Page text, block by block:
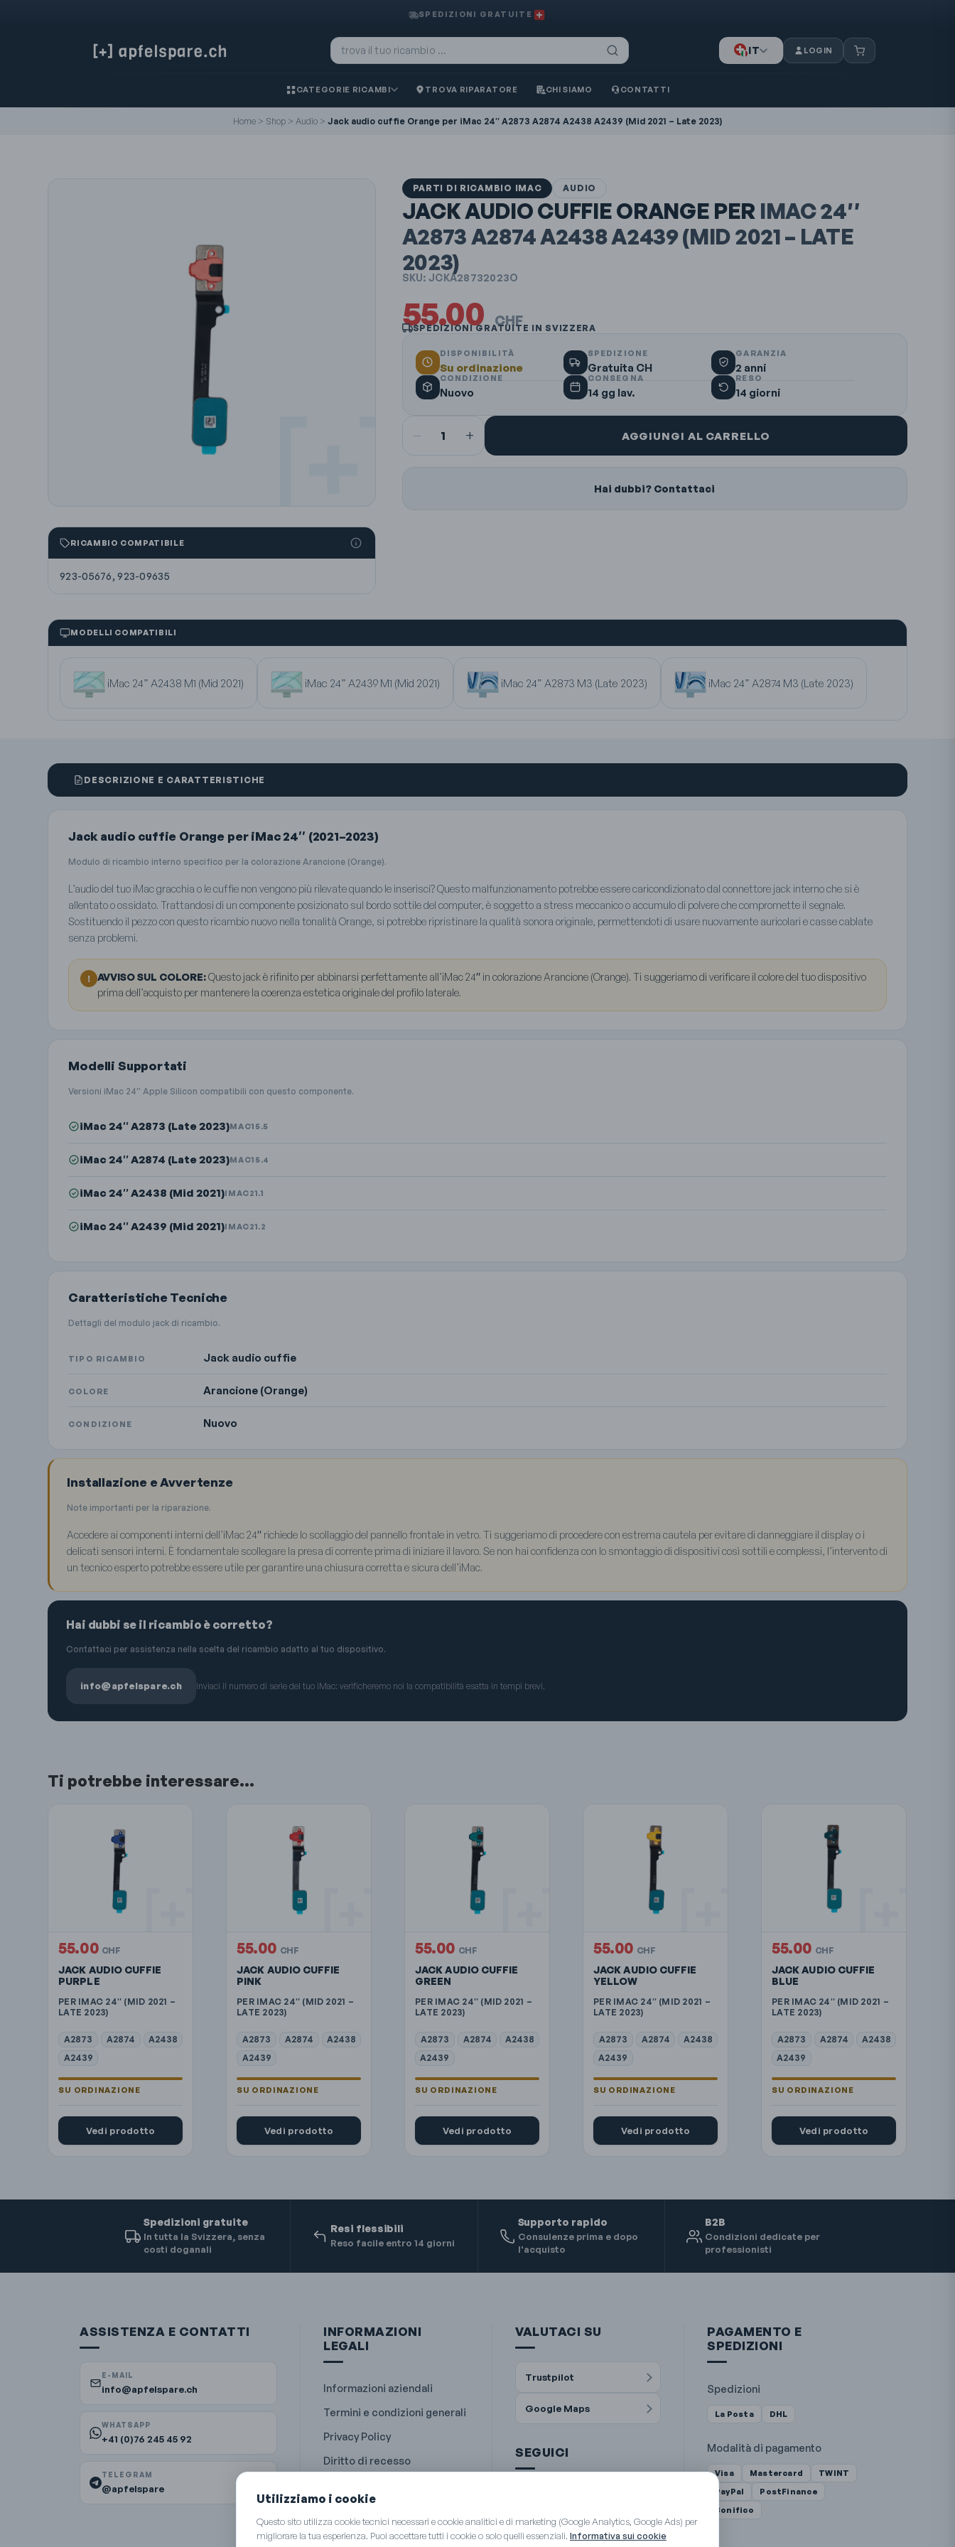
SPEDIZIONI GRATUITE
IT LOGIN
CATEGORIE RICAMBI TROVA RIPARATORE CHI SIAMO CONTATTI
Home > Shop > Audio > Jack audio cuffie Orange per iMac 24″ A2873 A2874 A2438 A2439 (Mid 2021 – Late 2023)
RICAMBIO COMPATIBILE
923-05676, 923-09635
PARTI DI RICAMBIO IMAC AUDIO
JACK AUDIO CUFFIE ORANGE PER IMAC 24″
A2873 A2874 A2438 A2439(MID 2021 – LATE
2023)
SKU: JCKA28732023O
55.00 CHF
SPEDIZIONI GRATUITE IN SVIZZERA
DISPONIBILITÀ
Su ordinazione
SPEDIZIONE
Gratuita CH
GARANZIA
2 anni
CONDIZIONE
Nuovo
CONSEGNA
14 gg lav.
RESO
14 giorni
− 1 + AGGIUNGI AL CARRELLO
Hai dubbi? Contattaci
MODELLI COMPATIBILI
iMac 24” A2438 M1 (Mid 2021) iMac 24” A2439 M1 (Mid 2021) iMac 24” A2873 M3 (Late 2023) iMac 24” A2874 M3 (Late 2023)
DESCRIZIONE E CARATTERISTICHE
Jack audio cuffie Orange per iMac 24″ (2021–2023)
Modulo di ricambio interno specifico per la colorazione Arancione (Orange).
L’audio del tuo iMac gracchia o le cuffie non vengono più rilevate quando le inserisci? Questo malfunzionamento potrebbe essere caricondizionato dal connettore jack interno che si è
allentato o ossidato. Trattandosi di un componente posizionato sul bordo sottile del computer, è soggetto a stress meccanico o accumulo di polvere che compromette il segnale.
Sostituendo il pezzo con questo ricambio nuovo nella tonalità Orange, si potrebbe ripristinare la qualità sonora originale, permettendoti di usare nuovamente auricolari e casse cablate
senza problemi.
! AVVISO SUL COLORE:Questo jack è rifinito per abbinarsi perfettamente all’iMac 24″ in colorazione Arancione (Orange). Ti suggeriamo di verificare il colore del tuo dispositivo
prima dell’acquisto per mantenere la coerenza estetica originale del profilo laterale.
Modelli Supportati
Versioni iMac 24″ Apple Silicon compatibili con questo componente.
iMac 24″ A2873 (Late 2023)MAC15.5
iMac 24″ A2874 (Late 2023)MAC15.4
iMac 24″ A2438 (Mid 2021)IMAC21.1
iMac 24″ A2439 (Mid 2021)IMAC21.2
Caratteristiche Tecniche
Dettagli del modulo jack di ricambio.
TIPO RICAMBIO Jack audio cuffie
COLORE Arancione (Orange)
CONDIZIONE Nuovo
Installazione e Avvertenze
Note importanti per la riparazione.
Accedere ai componenti interni dell’iMac 24″ richiede lo scollaggio del pannello frontale in vetro. Ti suggeriamo di procedere con estrema cautela per evitare di danneggiare il display o i
delicati sensori interni. È fondamentale scollegare la presa di corrente prima di iniziare il lavoro. Se non hai confidenza con lo smontaggio di dispositivi così sottili e complessi, l’intervento di
un tecnico esperto potrebbe essere utile per garantire una chiusura corretta e sicura dell’iMac.
Hai dubbi se il ricambio è corretto?
Contattaci per assistenza nella scelta del ricambio adatto al tuo dispositivo.
info@apfelspare.ch Inviaci il numero di serie del tuo iMac: verificheremo noi la compatibilità esatta in tempi brevi.
Ti potrebbe interessare…
JACK AUDIO CUFFIE
PURPLE
PER IMAC 24″ (MID 2021 –
LATE 2023)
A2873 A2874
A2438
A2439
55.00 CHF
Vedi prodotto
JACK AUDIO CUFFIE
PINK
PER IMAC 24″ (MID 2021 –
LATE 2023)
A2873 A2874
A2438
A2439
55.00 CHF
Vedi prodotto
JACK AUDIO CUFFIE
GREEN
PER IMAC 24″ (MID 2021 –
LATE 2023)
A2873 A2874
A2438
A2439
55.00 CHF
Vedi prodotto
JACK AUDIO CUFFIE
YELLOW
PER IMAC 24″ (MID 2021 –
LATE 2023)
A2873 A2874
A2438
A2439
55.00 CHF
Vedi prodotto
JACK AUDIO CUFFIE
BLUE
PER IMAC 24″ (MID 2021 –
LATE 2023)
A2873 A2874
A2438
A2439
55.00 CHF
Vedi prodotto
Spedizioni gratuite
In tutta la Svizzera, senza
costi doganali
Resi flessibili
Reso facile entro 14 giorni
Supporto rapido
Consulenze prima e dopo
l'acquisto
B2B
Condizioni dedicate per
professionisti
ASSISTENZA E CONTATTI
E-MAIL
info@apfelspare.ch
WHATSAPP
+41 (0)76 245 45 92
TELEGRAM
@apfelspare
INFORMAZIONI
LEGALI
Informazioni aziendali
Termini e condizioni generali
Privacy Policy
Diritto di recesso
VALUTACI SU
Trustpilot
Google Maps
SEGUICI
PAGAMENTO E
SPEDIZIONI
Spedizioni
La Posta DHL
Modalità di pagamento
Visa Mastercard
TWINT
PayPal
PostFinance
Bonifico
Utilizziamo i cookie
Questo sito utilizza cookie tecnici necessari e cookie analitici e di marketing (Google Analytics, Google Ads) per
migliorare la tua esperienza. Puoi accettare tutti i cookie o solo quelli essenziali. Informativa sui cookie